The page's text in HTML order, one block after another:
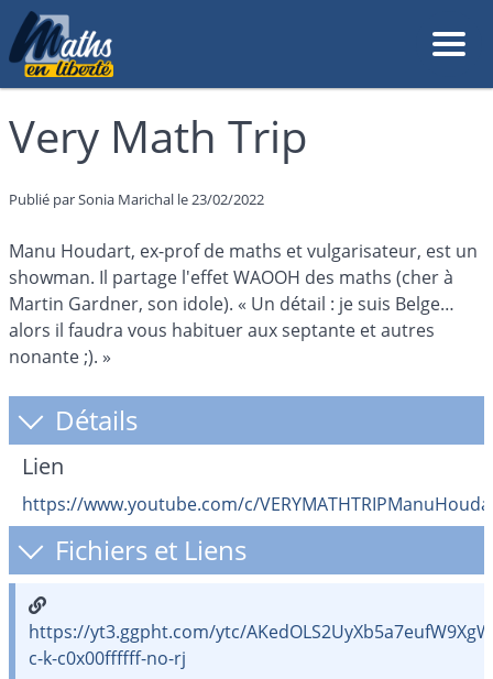
Very Math Trip
Publié par Sonia Marichal le 23/02/2022
Manu Houdart, ex-prof de maths et vulgarisateur, est un
showman. Il partage l'effet WAOOH des maths (cher à
Martin Gardner, son idole). « Un détail : je suis Belge…
alors il faudra vous habituer aux septante et autres
nonante ;). »
Détails
Lien
https://www.youtube.com/c/
Fichiers et Liens
https://yt3.ggpht.com/ytc/
c-k-c0x00ffffff-no-rj